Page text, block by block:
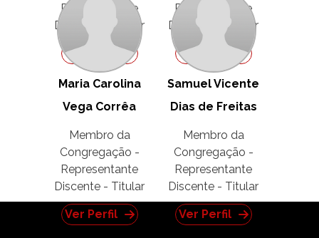
Representante
Discente - Titular
Ver Perfil
Representante
Discente - Titular
Ver Perfil
Maria Carolina
Vega Corrêa
Membro da
Congregação -
Representante
Discente - Titular
Ver Perfil
Samuel Vicente
Dias de Freitas
Membro da
Congregação -
Representante
Discente - Titular
Ver Perfil